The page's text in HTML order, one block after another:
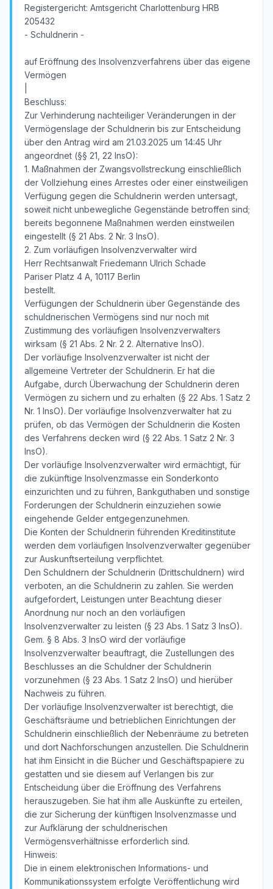
Registergericht: Amtsgericht Charlottenburg HRB
205432
- Schuldnerin -
auf Eröffnung des Insolvenzverfahrens über das eigene
Vermögen
Beschluss:
Zur Verhinderung nachteiliger Veränderungen in der
Vermögenslage der Schuldnerin bis zur Entscheidung
über den Antrag wird am 21.03.2025 um 14:45 Uhr
angeordnet (§§ 21, 22 InsO):
1. Maßnahmen der Zwangsvollstreckung einschließlich
der Vollziehung eines Arrestes oder einer einstweiligen
Verfügung gegen die Schuldnerin werden untersagt,
soweit nicht unbewegliche Gegenstände betroffen sind;
bereits begonnene Maßnahmen werden einstweilen
eingestellt (§ 21 Abs. 2 Nr. 3 InsO).
2. Zum vorläufigen Insolvenzverwalter wird
Herr Rechtsanwalt Friedemann Ulrich Schade
Pariser Platz 4 A, 10117 Berlin
bestellt.
Verfügungen der Schuldnerin über Gegenstände des
schuldnerischen Vermögens sind nur noch mit
Zustimmung des vorläufigen Insolvenzverwalters
wirksam (§ 21 Abs. 2 Nr. 2 2. Alternative InsO).
Der vorläufige Insolvenzverwalter ist nicht der
allgemeine Vertreter der Schuldnerin. Er hat die
Aufgabe, durch Überwachung der Schuldnerin deren
Vermögen zu sichern und zu erhalten (§ 22 Abs. 1 Satz 2
Nr. 1 InsO). Der vorläufige Insolvenzverwalter hat zu
prüfen, ob das Vermögen der Schuldnerin die Kosten
des Verfahrens decken wird (§ 22 Abs. 1 Satz 2 Nr. 3
InsO).
Der vorläufige Insolvenzverwalter wird ermächtigt, für
die zukünftige Insolvenzmasse ein Sonderkonto
einzurichten und zu führen, Bankguthaben und sonstige
Forderungen der Schuldnerin einzuziehen sowie
eingehende Gelder entgegenzunehmen.
Die Konten der Schuldnerin führenden Kreditinstitute
werden dem vorläufigen Insolvenzverwalter gegenüber
zur Auskunftserteilung verpflichtet.
Den Schuldnern der Schuldnerin (Drittschuldnern) wird
verboten, an die Schuldnerin zu zahlen. Sie werden
aufgefordert, Leistungen unter Beachtung dieser
Anordnung nur noch an den vorläufigen
Insolvenzverwalter zu leisten (§ 23 Abs. 1 Satz 3 InsO).
Gem. § 8 Abs. 3 InsO wird der vorläufige
Insolvenzverwalter beauftragt, die Zustellungen des
Beschlusses an die Schuldner der Schuldnerin
vorzunehmen (§ 23 Abs. 1 Satz 2 InsO) und hierüber
Nachweis zu führen.
Der vorläufige Insolvenzverwalter ist berechtigt, die
Geschäftsräume und betrieblichen Einrichtungen der
Schuldnerin einschließlich der Nebenräume zu betreten
und dort Nachforschungen anzustellen. Die Schuldnerin
hat ihm Einsicht in die Bücher und Geschäftspapiere zu
gestatten und sie diesem auf Verlangen bis zur
Entscheidung über die Eröffnung des Verfahrens
herauszugeben. Sie hat ihm alle Auskünfte zu erteilen,
die zur Sicherung der künftigen Insolvenzmasse und
zur Aufklärung der schuldnerischen
Vermögensverhältnisse erforderlich sind.
Hinweis:
Die in einem elektronischen Informations- und
Kommunikationssystem erfolgte Veröffentlichung wird